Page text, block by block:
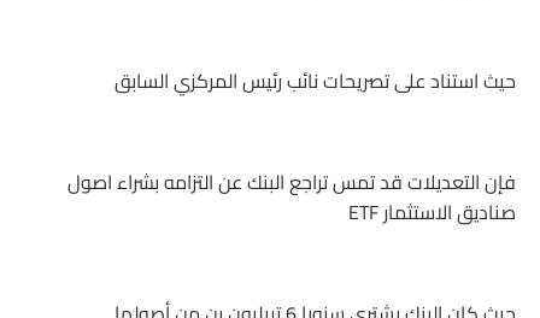
حيث استناد على تصريحات نائب رئيس المركزي السابق
فإن التعديلات قد تمس تراجع البنك عن التزامه بشراء اصول
صناديق الاستثمار ETF